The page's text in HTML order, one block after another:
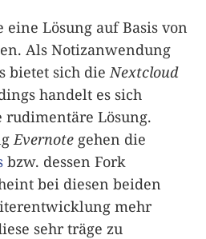
Lösung auf Basis von
Als Notizanwendung
bietet sich die Nextcloud
handelt es sich
Lösung.
Evernote gehen die
bzw. dessen Fork
bei diesen beiden
mehr
sehr träge zu